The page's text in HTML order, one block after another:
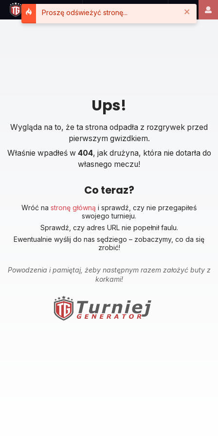
Ups!
Wygląda na to, że ta strona odpadła z rozgrywek przed
pierwszym gwizdkiem.
Właśnie wpadłeś w 404, jak drużyna, która nie dotarła do
własnego meczu!
Co teraz?
Wróć na stronę główną i sprawdź, czy nie przegapiłeś
swojego turnieju.
Sprawdź, czy adres URL nie popełnił faulu.
Ewentualnie wyślij do nas sędziego – zobaczymy, co da się
zrobić!
Powodzenia i pamiętaj, żeby następnym razem założyć buty z
korkami!
Proszę odświeżyć stronę... Close